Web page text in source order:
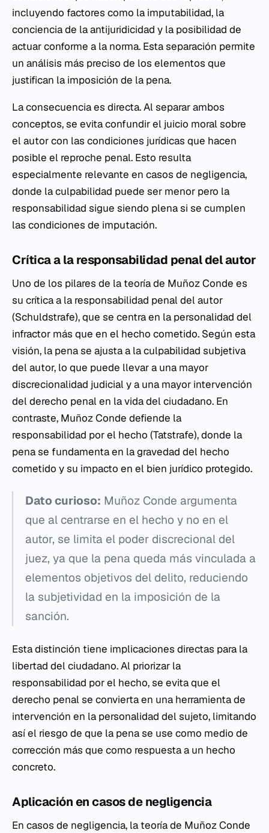
incluyendo factores como la imputabilidad, la
conciencia de la antijuridicidad y la posibilidad de
actuar conforme a la norma. Esta separación permite
un análisis más preciso de los elementos que
justifican la imposición de la pena.
La consecuencia es directa. Al separar ambos
conceptos, se evita confundir el juicio moral sobre
el autor con las condiciones jurídicas que hacen
posible el reproche penal. Esto resulta
especialmente relevante en casos de negligencia,
donde la culpabilidad puede ser menor pero la
responsabilidad sigue siendo plena si se cumplen
las condiciones de imputación.
Crítica a la responsabilidad penal del autor
Uno de los pilares de la teoría de Muñoz Conde es
su crítica a la responsabilidad penal del autor
(Schuldstrafe), que se centra en la personalidad del
infractor más que en el hecho cometido. Según esta
visión, la pena se ajusta a la culpabilidad subjetiva
del autor, lo que puede llevar a una mayor
discrecionalidad judicial y a una mayor intervención
del derecho penal en la vida del ciudadano. En
contraste, Muñoz Conde defiende la
responsabilidad por el hecho (Tatstrafe), donde la
pena se fundamenta en la gravedad del hecho
cometido y su impacto en el bien jurídico protegido.
Dato curioso: Muñoz Conde argumenta
que al centrarse en el hecho y no en el
autor, se limita el poder discrecional del
juez, ya que la pena queda más vinculada a
elementos objetivos del delito, reduciendo
la subjetividad en la imposición de la
sanción.
Esta distinción tiene implicaciones directas para la
libertad del ciudadano. Al priorizar la
responsabilidad por el hecho, se evita que el
derecho penal se convierta en una herramienta de
intervención en la personalidad del sujeto, limitando
así el riesgo de que la pena se use como medio de
corrección más que como respuesta a un hecho
concreto.
Aplicación en casos de negligencia
En casos de negligencia, la teoría de Muñoz Conde